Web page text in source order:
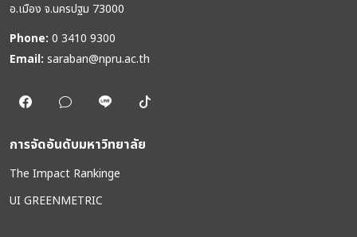
อ.เมือง จ.นครปฐม 73000
Phone: 0 3410 9300
Email: saraban@npru.ac.th
การจัดอันดับมหาวิทยาลัย
The Impact Rankinge
UI GREENMETRIC